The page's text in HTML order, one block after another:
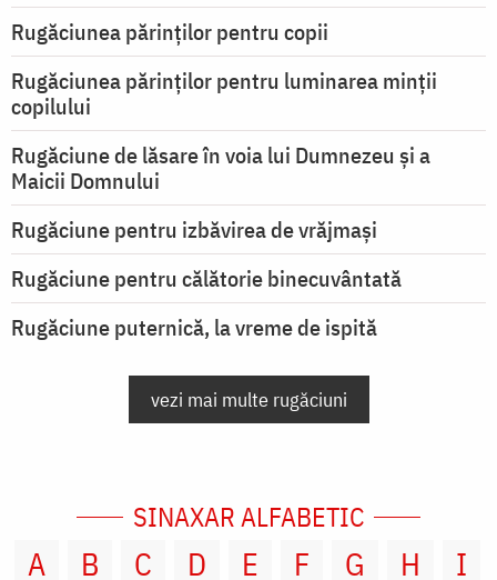
Rugăciunea părinților pentru copii
Rugăciunea părinților pentru luminarea minţii
copilului
Rugăciune de lăsare în voia lui Dumnezeu şi a
Maicii Domnului
Rugăciune pentru izbăvirea de vrăjmași
Rugăciune pentru călătorie binecuvântată
Rugăciune puternică, la vreme de ispită
vezi mai multe rugăciuni
SINAXAR ALFABETIC
A B C D E F G H
I